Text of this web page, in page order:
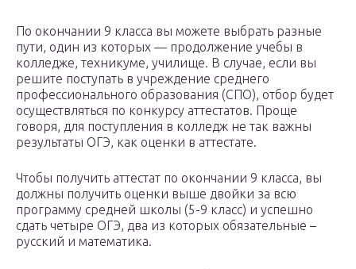
По окончании 9 класса вы можете выбрать разные
пути, один из которых — продолжение учебы в
колледже, техникуме, училище. В случае, если вы
решите поступать в учреждение среднего
профессионального образования (СПО), отбор будет
осуществляться по конкурсу аттестатов. Проще
говоря, для поступления в колледж не так важны
результаты ОГЭ, как оценки в аттестате.
Чтобы получить аттестат по окончании 9 класса, вы
должны получить оценки выше двойки за всю
программу средней школы (5-9 класс) и успешно
сдать четыре ОГЭ, два из которых обязательные –
русский и математика.